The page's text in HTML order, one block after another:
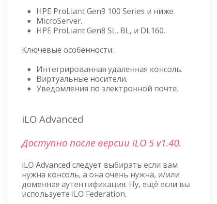
HPE ProLiant Gen9 100 Series и ниже.
MicroServer.
HPE ProLiant Gen8 SL, BL, и DL160.
Ключевые особенности:
Интегрированная удаленная консоль.
Виртуальные носители.
Уведомления по электронной почте.
iLO Advanced
Доступно после версии iLO 5 v1.40.
iLO Advanced следует выбирать если вам
нужна консоль, а она очень нужна, и/или
доменная аутентификация. Ну, ещё если вы
используете iLO Federation.